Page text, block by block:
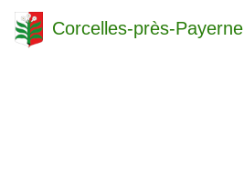
Corcelles-près-Payerne